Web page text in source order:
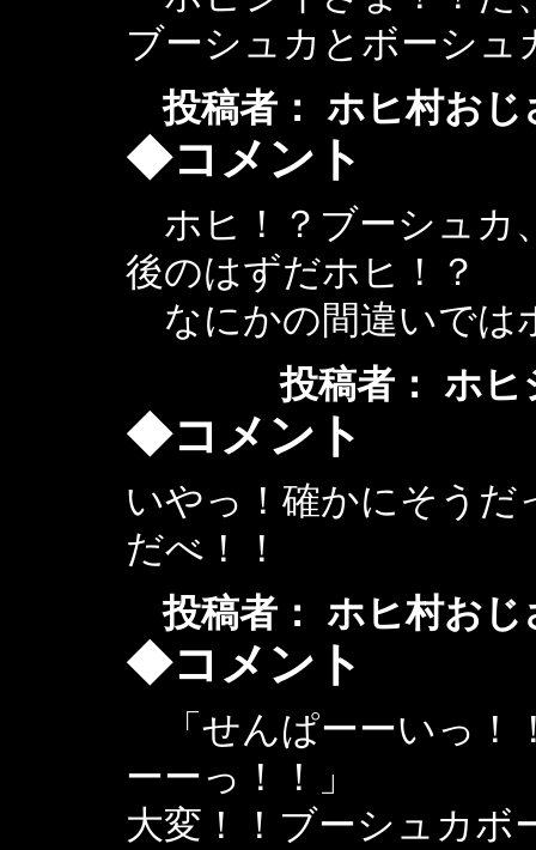
ブーシュカとボーシ
投稿者： ホヒ村お
◆コメント
ホヒ！？ブーシュカ
後のはずだホヒ！？
なにかの間違いでは
投稿者： ホ
◆コメント
いやっ！確かにそうだ
だべ！！
投稿者： ホヒ村お
◆コメント
「せんぱーーいっ！
ーーっ！！」
大変！！ブーシュカボ